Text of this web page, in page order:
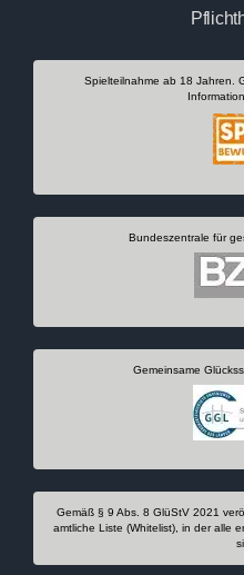
Spielteilnahme ab 18 Jahren.
Bundeszentrale für
Gemeinsame
Gemäß § 9 Abs. 8 GlüStV 2021
amtliche Liste (Whitelist), in der alle